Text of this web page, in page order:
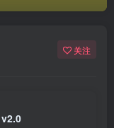
关注